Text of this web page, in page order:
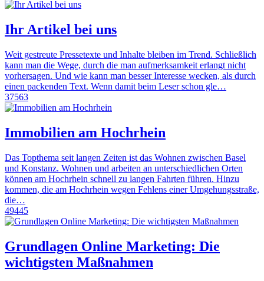
Ihr Artikel bei uns
Weit gestreute Pressetexte und Inhalte bleiben im Trend. Schließlich
kann man die Wege, durch die man aufmerksamkeit erlangt nicht
vorhersagen. Und wie kann man besser Interesse wecken, als durch
einen packenden Text. Wenn damit beim Leser schon gle…
37563
Immobilien am Hochrhein
Das Topthema seit langen Zeiten ist das Wohnen zwischen Basel
und Konstanz. Wohnen und arbeiten an unterschiedlichen Orten
können am Hochrhein schnell zu langen Fahrten führen. Hinzu
kommen, die am Hochrhein wegen Fehlens einer Umgehungsstraße,
die…
49445
Grundlagen Online Marketing: Die
wichtigsten Maßnahmen